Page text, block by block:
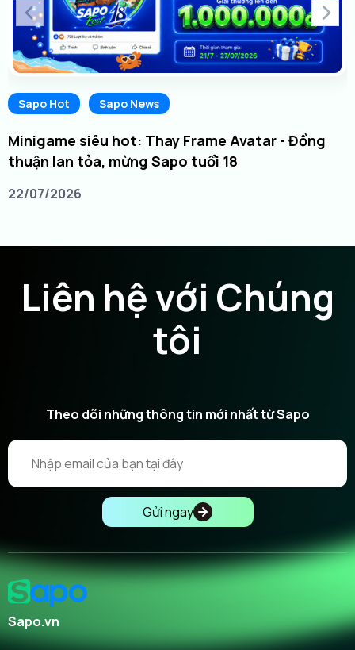
Sapo Hot Sapo News
Minigame siêu hot: Thay Frame Avatar - Đồng
thuận lan tỏa, mừng Sapo tuổi 18
22/07/2026
Liên hệ với Chúng
tôi
Theo dõi những thông tin mới nhất từ Sapo
Gửi ngay
Sapo.vn